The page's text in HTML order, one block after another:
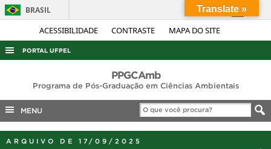
ACESSIBILIDADE CONTRASTE MAPA DO SITE
BRASIL
Simplifique!
Acesso à informação
Legislação
Canais
PORTAL UFPEL
AUDITORIA
COBALTO
CONCURSOS
PPGCAmb
Programa de Pós-Graduação em Ciências Ambientais
MENU
ARQUIVO DE 17/09/2025
Translate »